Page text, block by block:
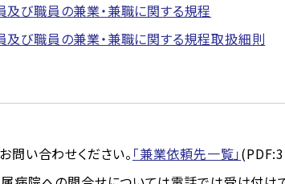
び職員の兼業・兼職に関する規程
び職員の兼業・兼職に関する規程取扱細則
い合わせください。 「兼業依頼先一覧」